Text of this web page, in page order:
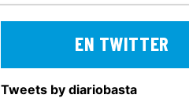
EN TWITTER
Tweets by diariobasta